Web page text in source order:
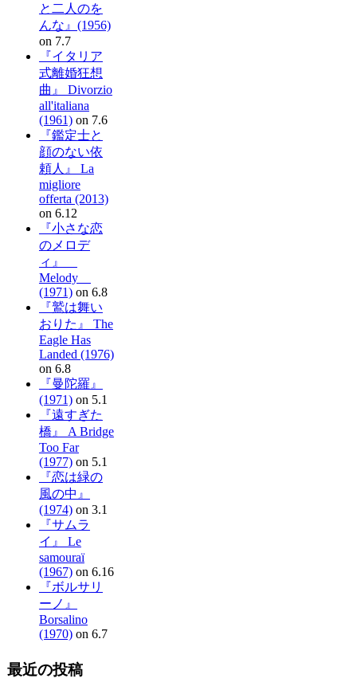
と二人のを
んな』(1956)
on 7.7
『イタリア
式離婚狂想
曲』 Divorzio
all'italiana
(1961)on 7.6
『鑑定士と
顔のない依
頼人』 La
migliore
offerta (2013)
on 6.12
『小さな恋
のメロデ
ィ』
Melody
(1971)on 6.8
『鷲は舞い
おりた』 The
Eagle Has
Landed (1976)
on 6.8
『曼陀羅』
(1971)on 5.1
『遠すぎた
橋』 A Bridge
Too Far
(1977)on 5.1
『恋は緑の
風の中』
(1974)on 3.1
『サムラ
イ』 Le
samouraï
(1967)on 6.16
『ボルサリ
ーノ』
Borsalino
(1970)on 6.7
最近の投稿